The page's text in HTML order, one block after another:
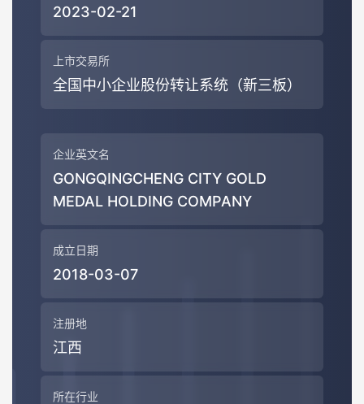
2023-02-21
上市交易所
全国中小企业股份转让系统（新三板）
企业英文名
GONGQINGCHENG CITY GOLD
MEDAL HOLDING COMPANY
成立日期
2018-03-07
注册地
江西
所在行业